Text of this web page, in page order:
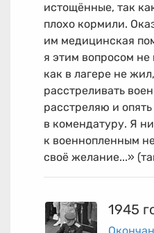
истощённые, так
плохо кормили.
им медицинская
я этим вопросом не
как в лагере не
расстреливать
расстреляю и
в комендатуру. Я
к военнопленным
своё желание...»
1945